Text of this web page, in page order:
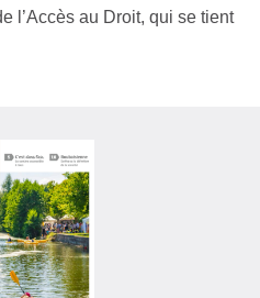
l’Accès au Droit, qui se tient